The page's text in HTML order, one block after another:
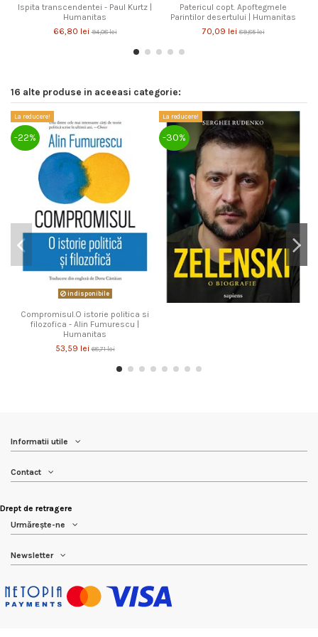
Ispita transcendentei - Paul Kurtz |
Humanitas
66,80 lei94,08 lei
Patericul copt. Apoftegmele
Parintilor desertului | Humanitas
70,09 lei89,85 lei
16 alte produse in aceeasi categorie:
La reducere!
-22%
indisponibile
Compromisul.O istorie politica si
filozofica - Alin Fumurescu |
Humanitas
53,59 lei68,71 lei
La reducere!
-30%
Informatii utile
Contact
Drept de retragere
Urmărește-ne
Newsletter